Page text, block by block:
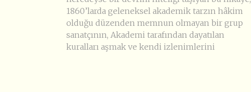
1860’larda geleneksel akademik tarzın hâkim
olduğu düzenden memnun olmayan bir grup
sanatçının, Akademi tarafından dayatılan
kuralları aşmak ve kendi izlenimlerini